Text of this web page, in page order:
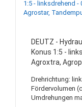
DEUTZ -
Konus 1:5 -
Agroxtra,
Drehrichtung:
Fördervolumen
Umdrehungen